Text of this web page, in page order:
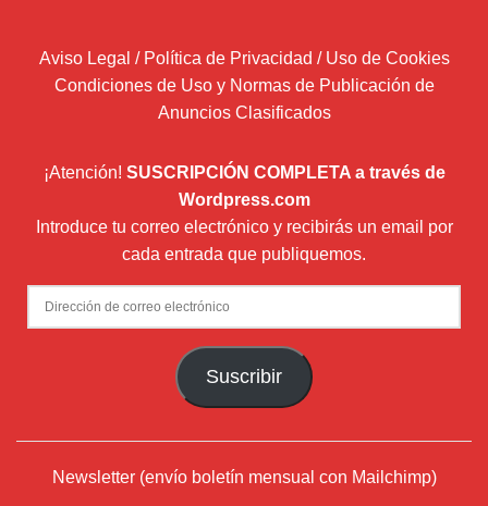
Aviso Legal / Política de Privacidad / Uso de Cookies
Condiciones de Uso y Normas de Publicación de
Anuncios Clasificados
¡Atención! SUSCRIPCIÓN COMPLETA a través de
Wordpress.com
Introduce tu correo electrónico y recibirás un email por
cada entrada que publiquemos.
Dirección
de
Suscribir
Newsletter (envío boletín mensual con Mailchimp)